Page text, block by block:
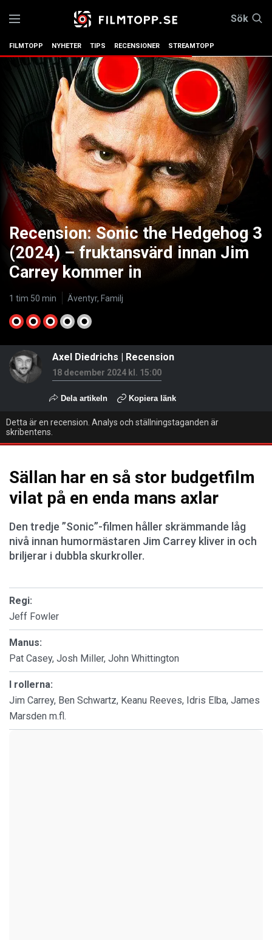
Sök
FILMTOPP NYHETER TIPS RECENSIONER STREAMTOPP
Recension: Sonic the Hedgehog 3
(2024) – fruktansvärd innan Jim
Carrey kommer in
1 tim 50 min Äventyr, Familj
Axel Diedrichs | Recension
18 december 2024 kl. 15:00
Dela artikeln Kopiera länk
Detta är en recension. Analys och ställningstaganden är
skribentens.
Sällan har en så stor budgetfilm
vilat på en enda mans axlar
Den tredje ”Sonic”-filmen håller skrämmande låg
nivå innan humormästaren Jim Carrey kliver in och
briljerar i dubbla skurkroller.
Regi:
Jeff Fowler
Manus:
Pat Casey, Josh Miller, John Whittington
I rollerna:
Jim Carrey, Ben Schwartz, Keanu Reeves, Idris Elba, James
Marsden m.fl.